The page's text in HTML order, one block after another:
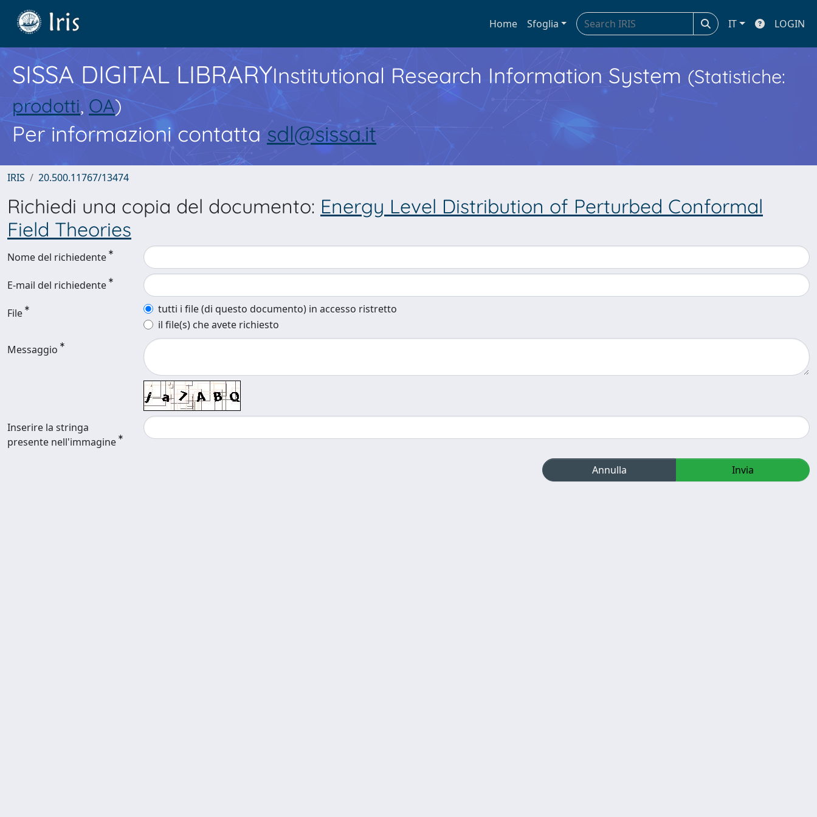
Home Sfoglia IT LOGIN
SISSA DIGITAL LIBRARYInstitutional Research Information System (Statistiche:
prodotti, OA)
Per informazioni contatta sdl@sissa.it
IRIS 20.500.11767/13474
Richiedi una copia del documento: Energy Level Distribution of Perturbed Conformal
Field Theories
Nome del richiedente
E-mail del richiedente
File
tutti i file (di questo documento) in accesso ristretto
il file(s) che avete richiesto
Messaggio
Inserire la stringa
presente nell'immagine
Annulla Invia